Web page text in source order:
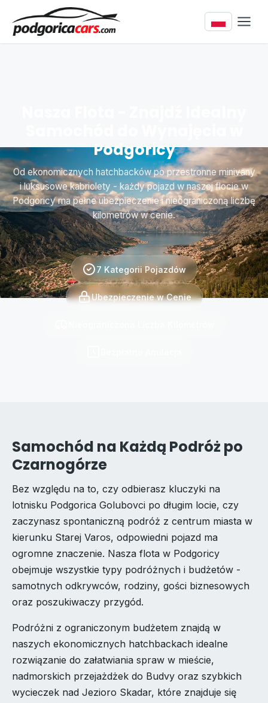
Podgoricy
Od ekonomicznych hatchbacków po przestronne minivany
i luksusowe kabriolety - każdy pojazd w naszej flocie w
Podgoricy ma pełne ubezpieczenie i nieograniczoną liczbę
kilometrów w cenie.
7 Kategorii Pojazdów
Ubezpieczenie w Cenie
Samochód na Każdą Podróż po
Czarnogórze
Bez względu na to, czy odbierasz kluczyki na
lotnisku Podgorica Golubovci po długim locie, czy
zaczynasz spontaniczną podróż z centrum miasta w
kierunku Starej Varos, odpowiedni pojazd ma
ogromne znaczenie. Nasza flota w Podgoricy
obejmuje wszystkie typy podróżnych i budżetów -
samotnych odkrywców, rodziny, gości biznesowych
oraz poszukiwaczy przygód.
Podróżni z ograniczonym budżetem znajdą w
naszych ekonomicznych hatchbackach idealne
rozwiązanie do załatwiania spraw w mieście,
nadmorskich przejażdżek do Budvy oraz szybkich
wycieczek nad Jezioro Skadar, które znajduje się